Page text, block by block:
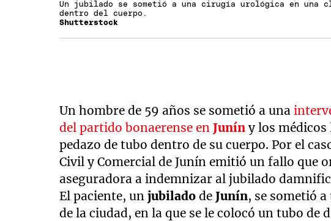
Un jubilado se sometió a una cirugía urológica en una
dentro del cuerpo.
Shutterstock
Un hombre de 59 años se sometió a una
del partido bonaerense enJunín y los
pedazo de tubo dentro de su cuerpo. Por el
Civil y Comercial de Junín emitió un fallo que
aseguradora a indemnizar al jubilado
El paciente, unjubiladodeJunín, se sometió
de la ciudad, en la que se le colocó un tubo de